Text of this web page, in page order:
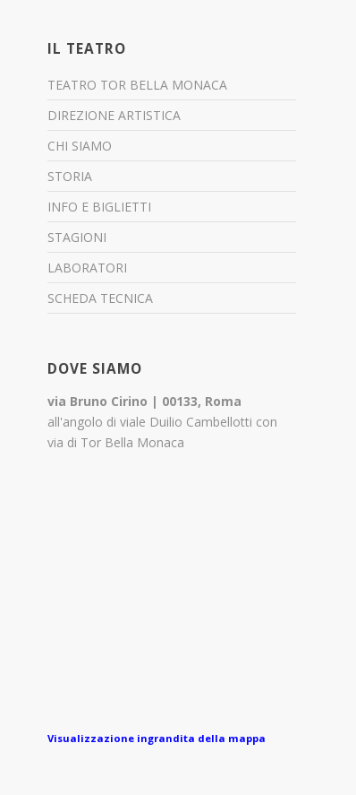
IL TEATRO
TEATRO TOR BELLA MONACA
DIREZIONE ARTISTICA
CHI SIAMO
STORIA
INFO E BIGLIETTI
STAGIONI
LABORATORI
SCHEDA TECNICA
DOVE SIAMO
via Bruno Cirino | 00133, Roma
all'angolo di viale Duilio Cambellotti con
via di Tor Bella Monaca
Visualizzazione ingrandita della mappa